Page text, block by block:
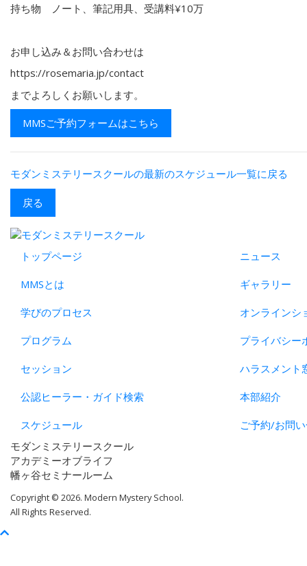
持ち物 ノート、筆記用具、受講料¥10万
お申し込み＆お問い合わせは
https://rosemaria.jp/contact
までよろしくお願いします。
MMSご予約フォームはこちら
モダンミステリースクールの最新のスケジュール一覧に戻る
戻る
トップページ
MMSとは
学びのプロセス
プログラム
セッション
公認ヒーラー・ガイド検索
スケジュール
ニュース
ギャラリー
オンラインシ
プライバシー
ハラスメント
本部紹介
ご予約/お問
モダンミステリースクール
アカデミーオブライフ
幡ヶ谷セミナールーム
Copyright © 2026. Modern Mystery School.
All Rights Reserved.